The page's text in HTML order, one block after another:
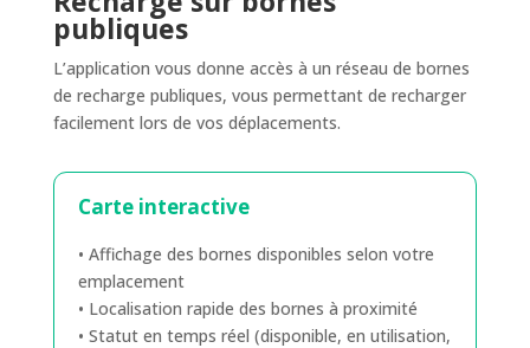
publiques
L’application vous donne accès à un réseau de bornes
de recharge publiques, vous permettant de recharger
facilement lors de vos déplacements.
Carte interactive
• Affichage des bornes disponibles selon votre
emplacement
• Localisation rapide des bornes à proximité
• Statut en temps réel (disponible, en utilisation,